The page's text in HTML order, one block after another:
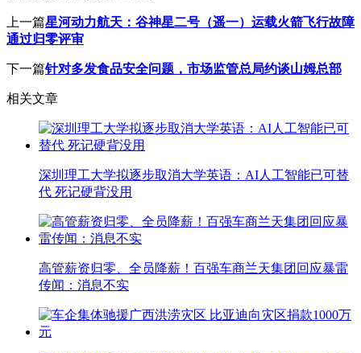
上一篇星河动力航天：谷神星二号（遥一）运载火箭飞行故障
通过归零评审
下一篇针对多发食品安全问题，市场监管总局约谈山姆总部
相关文章
深圳理工大学拟逐步取消大学英语：AI人工智能已可替
代 死记硬背没用
高管薪资归零、全员降薪！百强车商兰天集团回应暴雷
传闻：消息不实